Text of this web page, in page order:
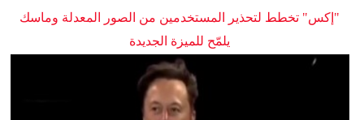
"إكس" تخطط لتحذير المستخدمين من الصور المعدلة وماسك
يلمّح للميزة الجديدة